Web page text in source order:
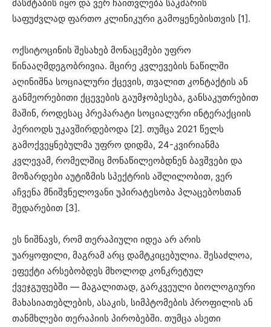
მასშტაბის იყო და ვერ ჩაითვლება საკმარის
საფუძვლად ფართო კლინიკური გამოყენებისთვის [1].
ოქსიტოცინის შესახებ მონაცემები უფრო
წინააღმდეგობრივია. მცირე კვლევების ნაწილში
აღინიშნა სოციალური ქცევის, თვალით კონტაქტის ან
განმეორებითი ქცევების გაუმჯობესება, განსაკუთრებით
მაშინ, როდესაც პრეპარატი სოციალური ინტერაქციის
პერიოდს უკავშირდებოდა [2]. თუმცა 2021 წელს
გამოქვეყნებულმა უფრო დიდმა, 24-კვირიანმა
კვლევამ, რომელშიც მონაწილეობდნენ ბავშვები და
მოზარდები აუტიზმის სპექტრის აშლილობით, ვერ
აჩვენა მნიშვნელოვანი უპირატესობა პლაცებოსთან
შედარებით [3].
ეს ნიშნავს, რომ თერაპიული იდეა არ არის
უარყოფილი, მაგრამ არც დამტკიცებულია. შესაძლოა,
ეფექტი არსებობდეს მხოლოდ კონკრეტულ
ქვეჯგუფებში — მაგალითად, გარკვეული ბიოლოგიური
მახასიათებლების, ასაკის, სიმპტომების პროფილის ან
თანმხლები თერაპიის პირობებში. თუმცა ასეთი